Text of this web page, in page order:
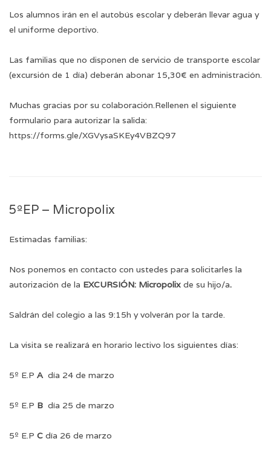
Los alumnos irán en el autobús escolar y deberán llevar agua y
el uniforme deportivo.
Las familias que no disponen de servicio de transporte escolar
(excursión de 1 día) deberán abonar 15,30€ en administración.
Muchas gracias por su colaboración.Rellenen el siguiente
formulario para autorizar la salida:
https://forms.gle/XGVysaSKEy4VBZQ97
5ºEP – Micropolix
Estimadas familias:
Nos ponemos en contacto con ustedes para solicitarles la
autorización de la EXCURSIÓN: Micropolix de su hijo/a.
Saldrán del colegio a las 9:15h y volverán por la tarde.
La visita se realizará en horario lectivo los siguientes días:
5º E.P A día 24 de marzo
5º E.P B día 25 de marzo
5º E.P C día 26 de marzo